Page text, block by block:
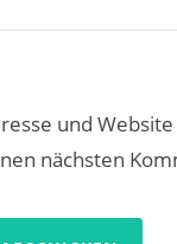
und
nächsten